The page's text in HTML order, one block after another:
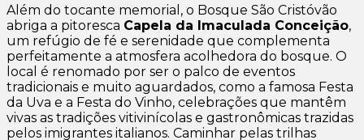
Além do tocante memorial, o Bosque São Cristóvão
abriga a pitoresca Capela da Imaculada Conceição,
um refúgio de fé e serenidade que complementa
perfeitamente a atmosfera acolhedora do bosque. O
local é renomado por ser o palco de eventos
tradicionais e muito aguardados, como a famosa Festa
da Uva e a Festa do Vinho, celebrações que mantêm
vivas as tradições vitivinícolas e gastronômicas trazidas
pelos imigrantes italianos. Caminhar pelas trilhas